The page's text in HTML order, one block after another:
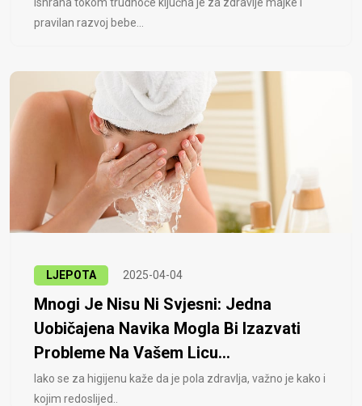
pravilan razvoj bebe...
LJEPOTA 2025-04-04
Mnogi Je Nisu Ni Svjesni: Jedna
Uobičajena Navika Mogla Bi Izazvati
Probleme Na Vašem Licu...
Iako se za higijenu kaže da je pola zdravlja, važno je kako i
kojim redoslijed..